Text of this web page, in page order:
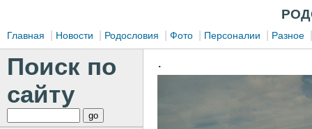
Главная Новости Родословия Фото Персоналии Разное
.
Поиск по
сайту